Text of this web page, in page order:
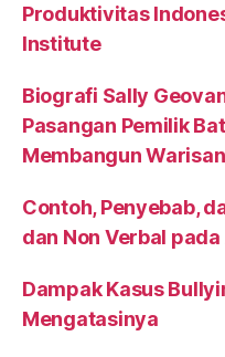
Produktivitas
Institute
Biografi Sally
Pasangan Pemilik
Membangun
Contoh, Penyebab,
dan Non Verbal pada
Dampak Kasus
Mengatasinya